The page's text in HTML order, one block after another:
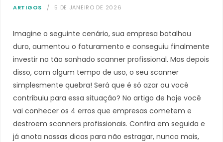
ARTIGOS 5 DE JANEIRO DE 2026
Imagine o seguinte cenário, sua empresa batalhou
duro, aumentou o faturamento e conseguiu finalmente
investir no tão sonhado scanner profissional. Mas depois
disso, com algum tempo de uso, o seu scanner
simplesmente quebra! Será que é só azar ou você
contribuiu para essa situação? No artigo de hoje você
vai conhecer os 4 erros que empresas cometem e
destroem scanners profissionais. Confira em seguida e
já anota nossas dicas para não estragar, nunca mais,